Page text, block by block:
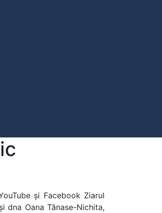
și Facebook Ziarul
dna Oana Tănase-Nichita,